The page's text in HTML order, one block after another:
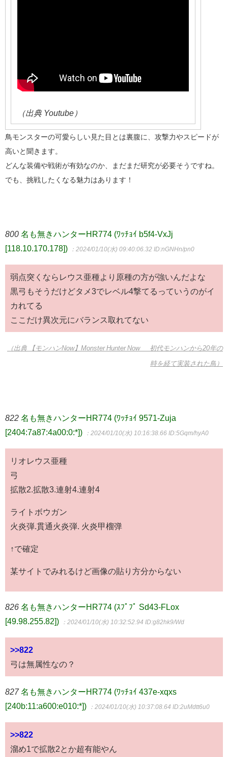
（出典 Youtube）
鳥モンスターの可愛らしい見た目とは裏腹に、攻撃力やスピードが
高いと聞きます。
どんな装備や戦術が有効なのか、まだまだ研究が必要そうですね。
でも、挑戦したくなる魅力はあります！
800 名も無きハンターHR774 (ﾜｯﾁｮｲ b5f4-VxJj
[118.10.170.178])
：2024/01/10(水) 09:40:06.32 ID:nGNHn/pn0
弱点突くならレウス亜種より原種の方が強いんだよな
黒弓もそうだけどタメ3でレベル4撃てるっていうのがイ
カれてる
ここだけ異次元にバランス取れてない
（出典 【モンハンNow】Monster Hunter Now 初代モンハンから20年の
時を経て実装された鳥）
822 名も無きハンターHR774 (ﾜｯﾁｮｲ 9571-Zuja
[2404:7a87:4a00:0:*])
：2024/01/10(水) 10:16:38.66 ID:5Gqm/hyA0
リオレウス亜種
弓
拡散2.拡散3.連射4.連射4
ライトボウガン
火炎弾.貫通火炎弾. 火炎甲榴弹
↑で確定
某サイトでみれるけど画像の貼り方分からない
826 名も無きハンターHR774 (ｽﾌﾟﾌﾟ Sd43-FLox
[49.98.255.82])
：2024/01/10(水) 10:32:52.94 ID:g82hk9/Wd
>>822
弓は無属性なの？
827 名も無きハンターHR774 (ﾜｯﾁｮｲ 437e-xqxs
[240b:11:a600:e010:*])
：2024/01/10(水) 10:37:08.64 ID:2uMdtt6u0
>>822
溜め1で拡散2とか超有能やん